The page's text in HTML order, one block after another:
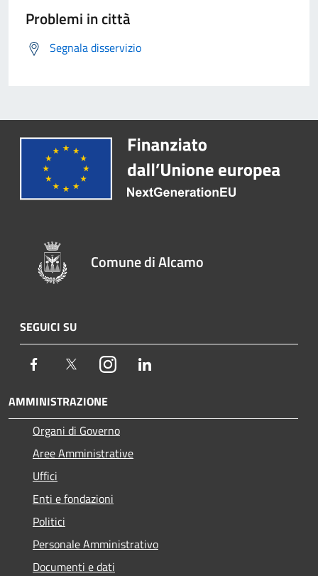
Problemi in città
Segnala disservizio
Comune di Alcamo
SEGUICI SU
Facebook TwitterInstagram
AMMINISTRAZIONE
Organi di Governo
Aree Amministrative
Uffici
Enti e fondazioni
Politici
Personale Amministrativo
Documenti e dati